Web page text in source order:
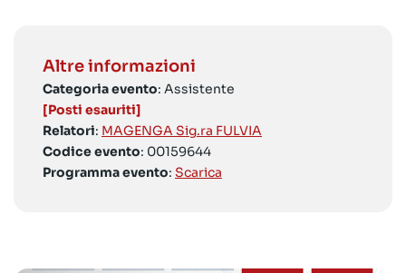
Altre informazioni
Categoria evento: Assistente
[Posti esauriti]
Relatori: MAGENGA Sig.ra FULVIA
Codice evento: 00159644
Programma evento: Scarica